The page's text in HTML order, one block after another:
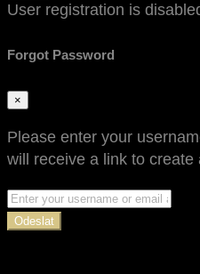
User registration is
Forgot Password
×
Please enter your
will receive a link to
Odeslat